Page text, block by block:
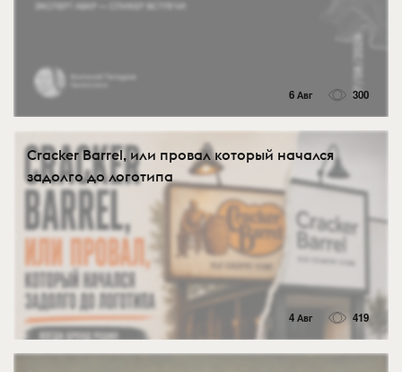
6 Авг 300
Cracker Barrel, или провал который начался
задолго до логотипа
4 Авг 419